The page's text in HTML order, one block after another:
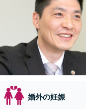
婚外の妊娠